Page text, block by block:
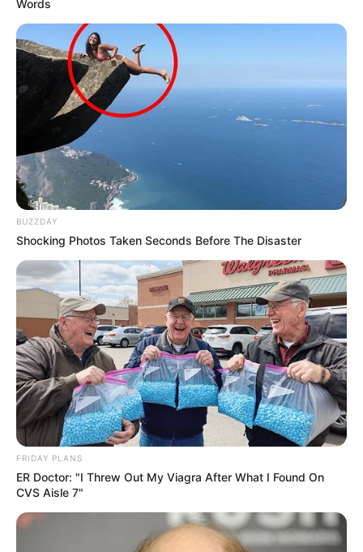
Words
BUZZDAY
Shocking Photos Taken Seconds Before The Disaster
FRIDAY PLANS
ER Doctor: "I Threw Out My Viagra After What I Found On
CVS Aisle 7"